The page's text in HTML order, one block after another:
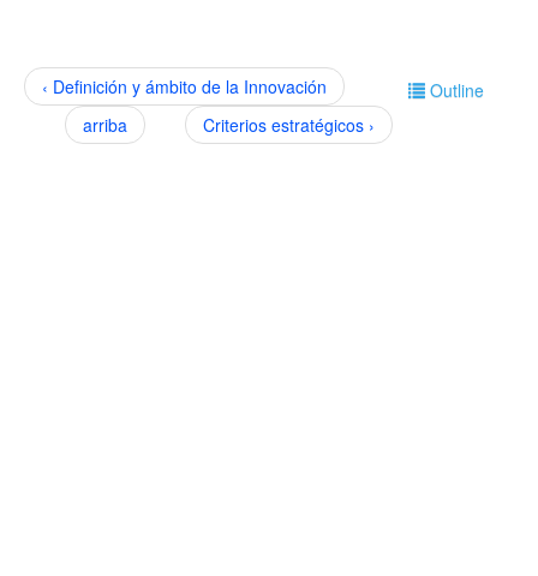
Outline
‹ Definición y ámbito de la Innovación
arriba
Criterios estratégicos ›